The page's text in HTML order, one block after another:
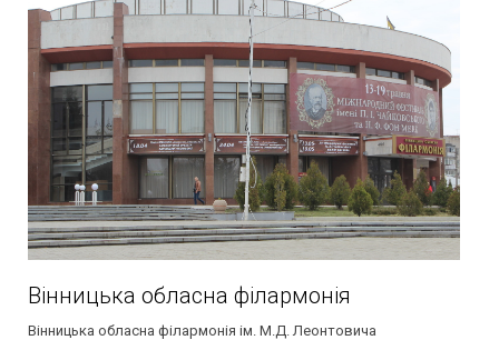
Вінницька обласна філармонія
Вінницька обласна філармонія ім. М.Д. Леонтовича